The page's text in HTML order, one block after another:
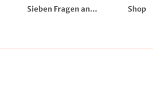
Sieben Fragen an... Shop